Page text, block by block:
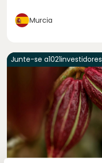
Murcia
Junte-se a1021investidores